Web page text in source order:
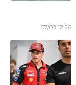
07/08 12:26